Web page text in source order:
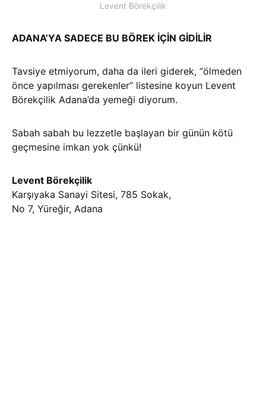
Levent Börekçilik
ADANA’YA SADECE BU BÖREK İÇİN GİDİLİR
Tavsiye etmiyorum, daha da ileri giderek, “ölmeden
önce yapılması gerekenler” listesine koyun Levent
Börekçilik Adana’da yemeği diyorum.
Sabah sabah bu lezzetle başlayan bir günün kötü
geçmesine imkan yok çünkü!
Levent Börekçilik
Karşıyaka Sanayi Sitesi, 785 Sokak,
No 7, Yüreğir, Adana